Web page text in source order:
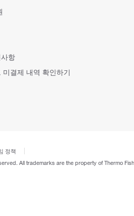
항
미결제 내역 확인하기
정책
All trademarks are the property of Thermo